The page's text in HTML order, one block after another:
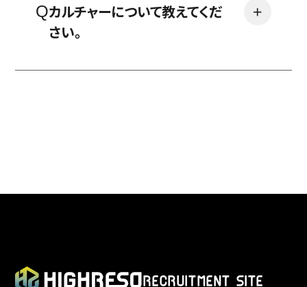
＋
カルチャーについて教えてくだ
さい。
RECRUITMENT SITE